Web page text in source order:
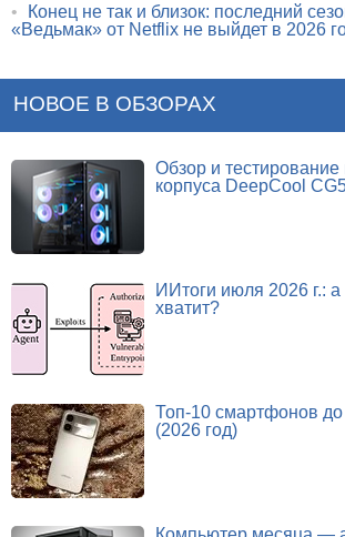
•
Конец не так и близок: последний
«Ведьмак» от Netflix не выйдет в 2026
НОВОЕ В ОБЗОРАХ
Обзор и
корпуса DeepCool
ИИтоги июля 2026 г.:
хватит?
Топ-10 смартфонов до
(2026 год)